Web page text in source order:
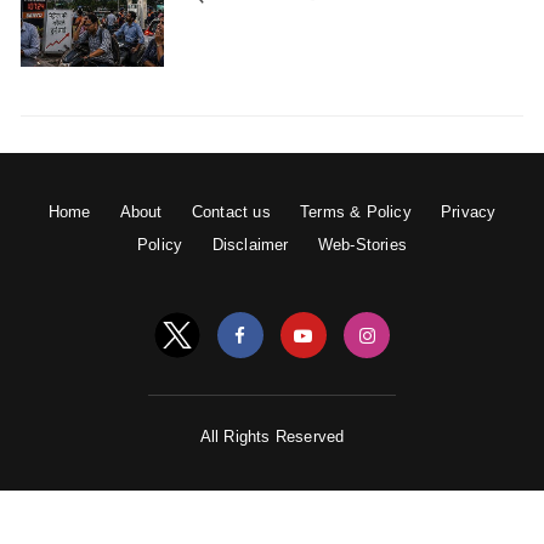
है। आप सुबह-शाम कुछ देर की सैर कर सकती हैं, जिससे
Home About Contact us Terms & Policy
Privacy
Policy
Disclaimer Web-Stories
All Rights Reserved